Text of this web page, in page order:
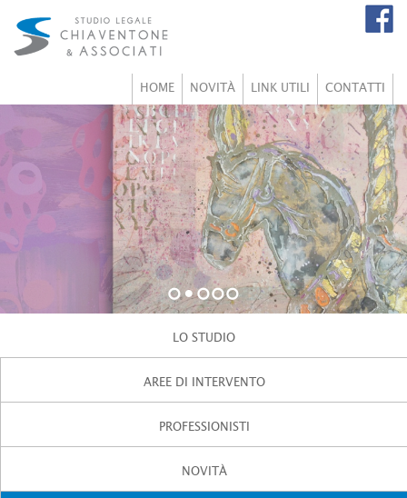
HOME NOVITÀ LINK UTILI CONTATTI
1 2 3 4 5
LO STUDIO
AREE DI INTERVENTO
PROFESSIONISTI
NOVITÀ